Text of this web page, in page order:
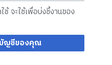
ช้ จะใช้เพื่อบ่งชี้งานของ
ญชีของคุณ